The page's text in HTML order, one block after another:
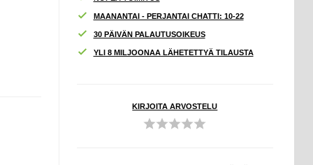
MAANANTAI - PERJANTAI CHATTI: 10-22
30 PÄIVÄN PALAUTUSOIKEUS
YLI 8 MILJOONAA LÄHETETTYÄ TILAUSTA
KIRJOITA ARVOSTELU